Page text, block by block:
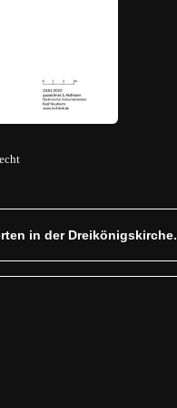
in der Dreikönigskirche.